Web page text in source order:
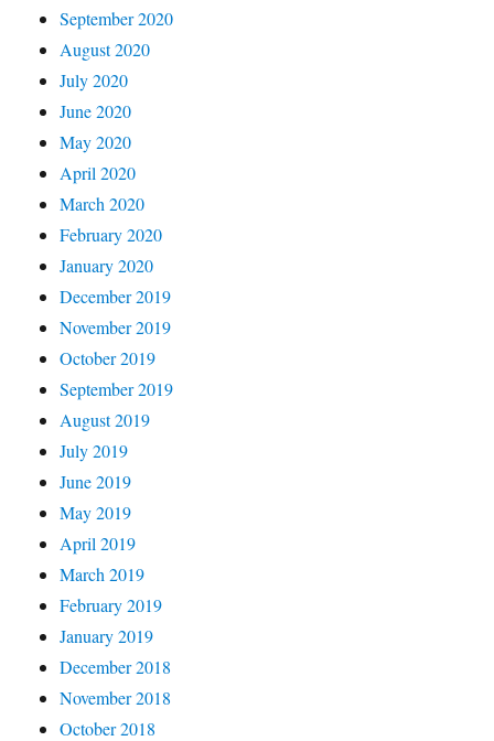
September 2020
August 2020
July 2020
June 2020
May 2020
April 2020
March 2020
February 2020
January 2020
December 2019
November 2019
October 2019
September 2019
August 2019
July 2019
June 2019
May 2019
April 2019
March 2019
February 2019
January 2019
December 2018
November 2018
October 2018